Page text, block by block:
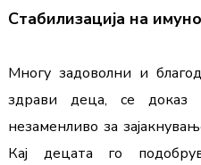
Стабилизација на
Многу задоволни и
здрави деца, се доказ
незаменливо за
Кај децата го